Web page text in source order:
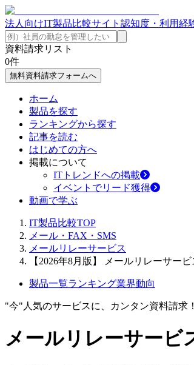
法人向けIT製品比較サイト 認知度・利用経
資料請求リスト
0件
無料資料請求フォームへ
ホーム
製品を探す
ランキングから探す
記事を読む
はじめての方へ
掲載について
ITトレンドへの掲載
イベントでリード獲得
動画で学ぶ
IT製品比較TOP
メール・FAX・SMS
メールリレーサービス
【2026年8月版】 メールリレーサー
製品一覧ランキング業界動向
"今"人気のサービスに、カンタン資料請求！
メールリレーサービ